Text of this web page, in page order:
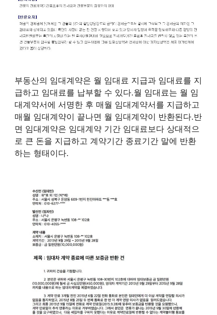
부동산의 임대계약은 월 임대료 지급과 임대료를 지
급하고 임대료를 납부할 수 있다.월 임대료는 월 임
대계약서에 서명한 후 매월 임대계약서를 지급하고
매월 임대계약이 끝나면 월 임대계약이 반환된다.반
면 임대계약은 임대계약 기간 임대료보다 상대적으
로 큰 돈을 지급하고 계약기간 종료기간 말에 반환
하는 형태이다.